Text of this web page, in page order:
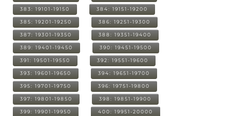
383: 19101-19150 384: 19151-19200
385: 19201-19250 386: 19251-19300
387: 19301-19350 388: 19351-19400
389: 19401-19450 390: 19451-19500
391: 19501-19550 392: 19551-19600
393: 19601-19650 394: 19651-19700
395: 19701-19750 396: 19751-19800
397: 19801-19850 398: 19851-19900
399: 19901-19950 400: 19951-20000